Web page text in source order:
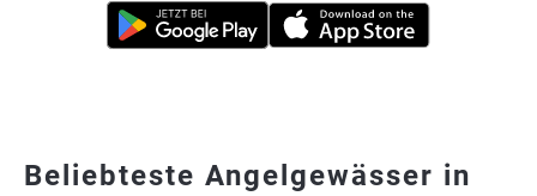
Beliebteste Angelgewässer in